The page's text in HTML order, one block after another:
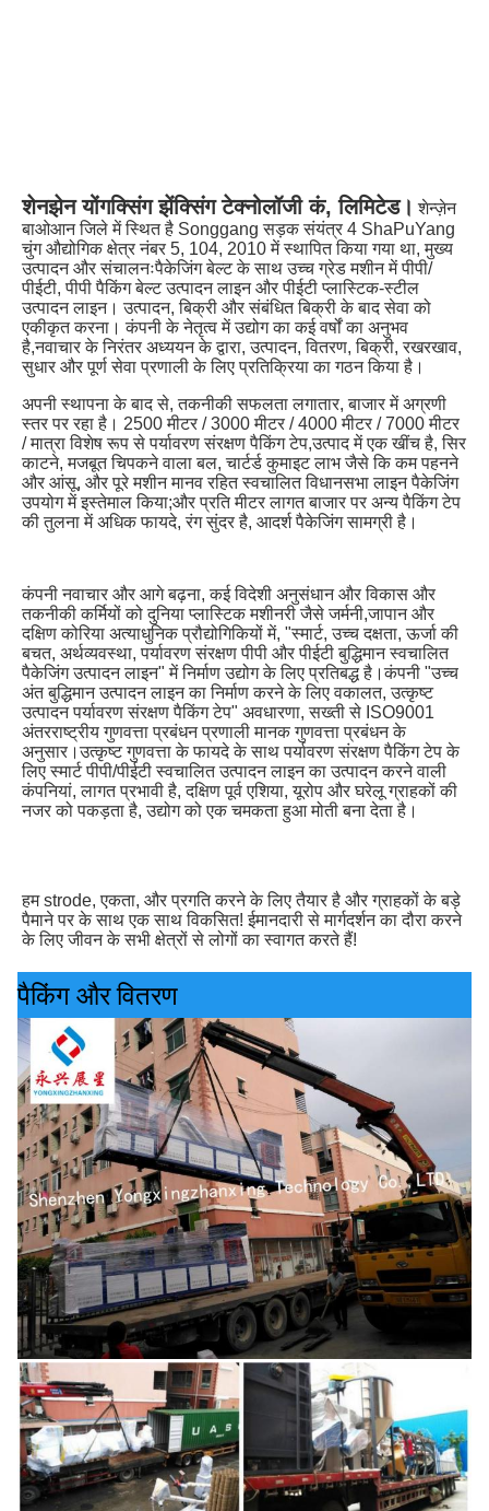
शेनझेन योंगक्सिंग झेंक्सिंग टेक्नोलॉजी कं, लिमिटेड। शेन्ज़ेन
बाओआन जिले में स्थित है Songgang सड़क संयंत्र 4 ShaPuYang
चुंग औद्योगिक क्षेत्र नंबर 5, 104, 2010 में स्थापित किया गया था, मुख्य
उत्पादन और संचालनःपैकेजिंग बेल्ट के साथ उच्च ग्रेड मशीन में पीपी/
पीईटी, पीपी पैकिंग बेल्ट उत्पादन लाइन और पीईटी प्लास्टिक-स्टील
उत्पादन लाइन। उत्पादन, बिक्री और संबंधित बिक्री के बाद सेवा को
एकीकृत करना। कंपनी के नेतृत्व में उद्योग का कई वर्षों का अनुभव
है,नवाचार के निरंतर अध्ययन के द्वारा, उत्पादन, वितरण, बिक्री, रखरखाव,
सुधार और पूर्ण सेवा प्रणाली के लिए प्रतिक्रिया का गठन किया है।
अपनी स्थापना के बाद से, तकनीकी सफलता लगातार, बाजार में अग्रणी
स्तर पर रहा है। 2500 मीटर / 3000 मीटर / 4000 मीटर / 7000 मीटर
/ मात्रा विशेष रूप से पर्यावरण संरक्षण पैकिंग टेप,उत्पाद में एक खींच है, सिर
काटने, मजबूत चिपकने वाला बल, चार्टर्ड कुमाइट लाभ जैसे कि कम पहनने
और आंसू, और पूरे मशीन मानव रहित स्वचालित विधानसभा लाइन पैकेजिंग
उपयोग में इस्तेमाल किया;और प्रति मीटर लागत बाजार पर अन्य पैकिंग टेप
की तुलना में अधिक फायदे, रंग सुंदर है, आदर्श पैकेजिंग सामग्री है।
कंपनी नवाचार और आगे बढ़ना, कई विदेशी अनुसंधान और विकास और
तकनीकी कर्मियों को दुनिया प्लास्टिक मशीनरी जैसे जर्मनी,जापान और
दक्षिण कोरिया अत्याधुनिक प्रौद्योगिकियों में, "स्मार्ट, उच्च दक्षता, ऊर्जा की
बचत, अर्थव्यवस्था, पर्यावरण संरक्षण पीपी और पीईटी बुद्धिमान स्वचालित
पैकेजिंग उत्पादन लाइन" में निर्माण उद्योग के लिए प्रतिबद्ध है।कंपनी "उच्च
अंत बुद्धिमान उत्पादन लाइन का निर्माण करने के लिए वकालत, उत्कृष्ट
उत्पादन पर्यावरण संरक्षण पैकिंग टेप" अवधारणा, सख्ती से ISO9001
अंतरराष्ट्रीय गुणवत्ता प्रबंधन प्रणाली मानक गुणवत्ता प्रबंधन के
अनुसार।उत्कृष्ट गुणवत्ता के फायदे के साथ पर्यावरण संरक्षण पैकिंग टेप के
लिए स्मार्ट पीपी/पीईटी स्वचालित उत्पादन लाइन का उत्पादन करने वाली
कंपनियां, लागत प्रभावी है, दक्षिण पूर्व एशिया, यूरोप और घरेलू ग्राहकों की
नजर को पकड़ता है, उद्योग को एक चमकता हुआ मोती बना देता है।
हम strode, एकता, और प्रगति करने के लिए तैयार है और ग्राहकों के बड़े
पैमाने पर के साथ एक साथ विकसित! ईमानदारी से मार्गदर्शन का दौरा करने
के लिए जीवन के सभी क्षेत्रों से लोगों का स्वागत करते हैं!
पैकिंग और वितरण